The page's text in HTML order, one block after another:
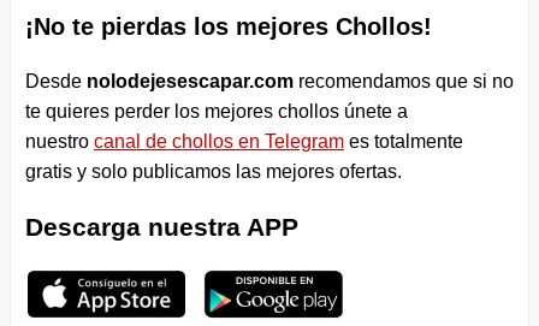
¡No te pierdas los mejores Chollos!
Desde nolodejesescapar.comrecomendamos que si no
te quieres perder los mejores chollos únete a
nuestro canal de chollos en Telegrames totalmente
gratis y solo publicamos las mejores ofertas.
Descarga nuestra APP